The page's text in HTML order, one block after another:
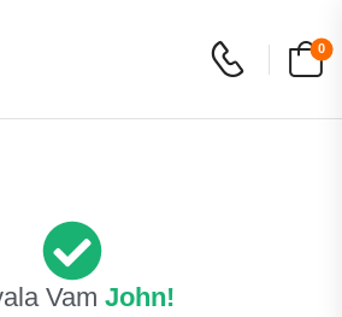
0
Vam John!